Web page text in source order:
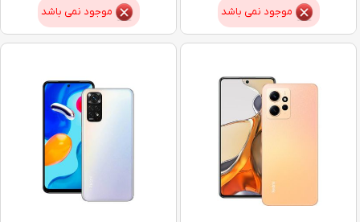
موجود نمی باشد موجود نمی باشد